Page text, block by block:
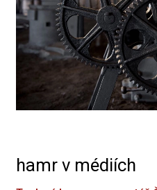
hamr v médiích